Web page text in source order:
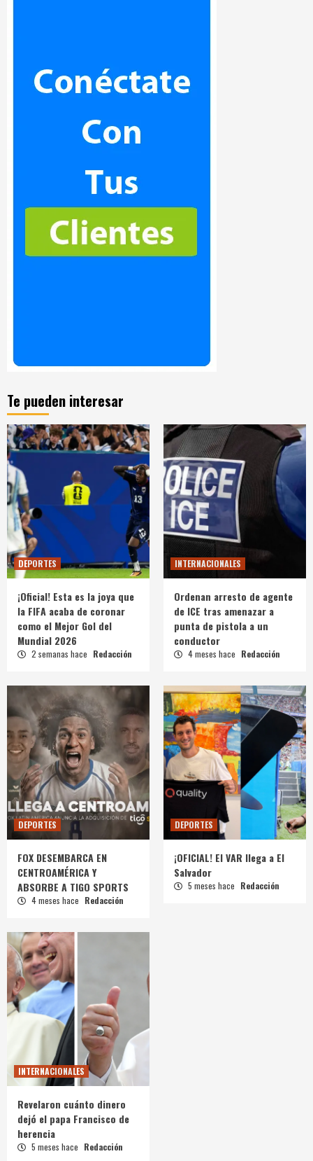
Te pueden interesar
DEPORTES
¡Oficial! Esta es la joya que
la FIFA acaba de coronar
como el Mejor Gol del
Mundial 2026
2 semanas hace Redacción
INTERNACIONALES
Ordenan arresto de agente
de ICE tras amenazar a
punta de pistola a un
conductor
4 meses hace Redacción
DEPORTES
FOX DESEMBARCA EN
CENTROAMÉRICA Y
ABSORBE A TIGO SPORTS
4 meses hace Redacción
DEPORTES
¡OFICIAL! El VAR llega a El
Salvador
5 meses hace Redacción
INTERNACIONALES
Revelaron cuánto dinero
dejó el papa Francisco de
herencia
5 meses hace Redacción